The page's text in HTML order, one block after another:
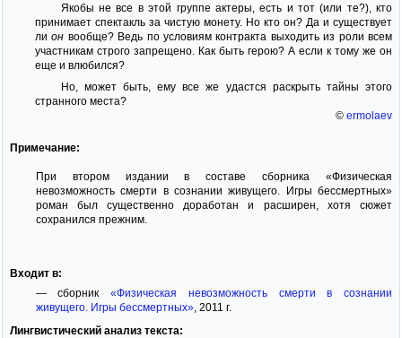
Якобы не все в этой группе актеры, есть и тот (или те?), кто
принимает спектакль за чистую монету. Но кто он? Да и существует
лион вообще? Ведь по условиям контракта выходить из роли всем
участникам строго запрещено. Как быть герою? А если к тому же он
еще и влюбился?
Но, может быть, ему все же удастся раскрыть тайны этого
странного места?
© ermolaev
Примечание:
При втором издании в составе сборника «Физическая
невозможность смерти в сознании живущего. Игры бессмертных»
роман был существенно доработан и расширен, хотя сюжет
сохранился прежним.
Входит в:
— сборник«Физическая невозможность смерти в сознании
живущего. Игры бессмертных», 2011 г.
Лингвистический анализ текста: